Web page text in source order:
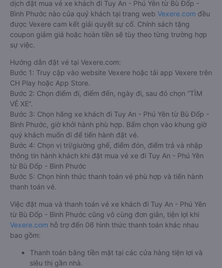
dịch đặt mua vé xe khách đi Tuy An - Phú Yên từ Bù Đốp -
Bình Phước nào của quý khách tại trang web Vexere.com đều
được Vexere cam kết giải quyết sự cố. Chính sách tặng
coupon giảm giá hoặc hoàn tiền sẽ tùy theo từng trường hợp
sự việc.
Hướng dẫn đặt vé tại Vexere.com:
Bước 1: Truy cập vào website Vexere hoặc tải app Vexere trên
CH Play hoặc App Store.
Bước 2: Chọn điểm đi, điểm đến, ngày đi, sau đó chọn “TÌM
VÉ XE”.
Bước 3: Chọn hãng xe khách đi Tuy An - Phú Yên từ Bù Đốp -
Bình Phước, giờ khởi hành phù hợp. Bấm chọn vào khung giờ
quý khách muốn đi để tiến hành đặt vé.
Bước 4: Chọn vị trí/giường ghế, điểm đón, điểm trả và nhập
thông tin hành khách khi đặt mua vé xe đi Tuy An - Phú Yên
từ Bù Đốp - Bình Phước
Bước 5: Chọn hình thức thanh toán vé phù hợp và tiến hành
thanh toán vé.
Việc đặt mua và thanh toán vé xe khách đi Tuy An - Phú Yên
từ Bù Đốp - Bình Phước cũng vô cùng đơn giản, tiện lợi khi
Vexere.com hỗ trợ đến 06 hình thức thanh toán khác nhau
bao gồm:
Thanh toán bằng tiền mặt tại các cửa hàng tiện lợi và
siêu thị gần nhà.